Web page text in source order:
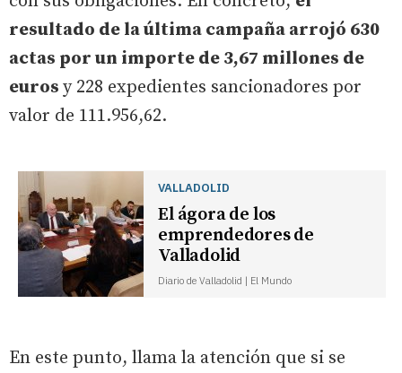
resultado de la última campaña arrojó 630
actas por un importe de 3,67 millones de
euros y 228 expedientes sancionadores por
valor de 111.956,62.
VALLADOLID
El ágora de los
emprendedores de
Valladolid
Diario de Valladolid | El Mundo
En este punto, llama la atención que si se